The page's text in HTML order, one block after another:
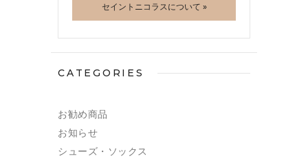
セイントニコラスについて »
CATEGORIES
お勧め商品
お知らせ
シューズ・ソックス